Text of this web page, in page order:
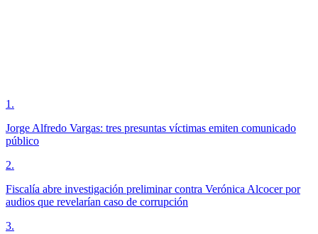
1 .
Jorge Alfredo Vargas: tres presuntas víctimas emiten comunicado
público
2.
Fiscalía abre investigación preliminar contra Verónica Alcocer por
audios que revelarían caso de corrupción
3.